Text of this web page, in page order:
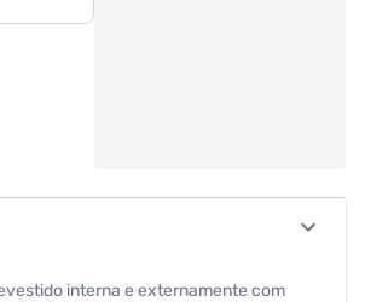
interna e externamente com